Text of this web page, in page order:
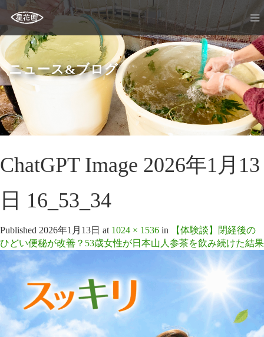
ニュース&ブログ
ChatGPT Image 2026年1月13
日 16_53_34
Published 2026年1月13日 at 1024 × 1536 in
【体験談】閉経後の
ひどい便秘が改善？53歳女性が日本山人参茶を飲み続けた結果